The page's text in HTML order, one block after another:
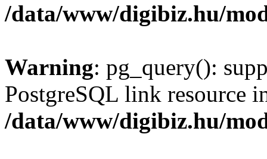
/data/www/digibiz.hu/
Warning: pg_query():
PostgreSQL link resource
/data/www/digibiz.hu/